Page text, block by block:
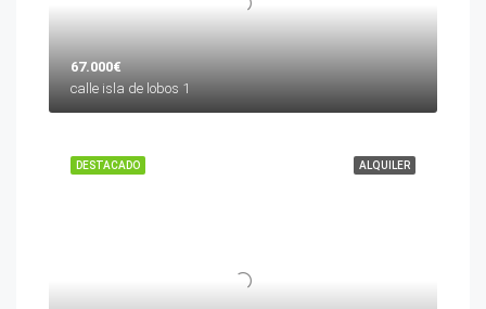
67.000€
calle isla de lobos 1
ALQUILER
DESTACADO